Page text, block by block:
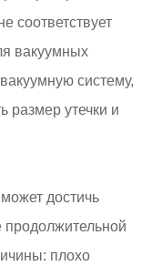
соответствует
вакуумных
систему,
размер утечки и
достичь
продолжительной
плохо